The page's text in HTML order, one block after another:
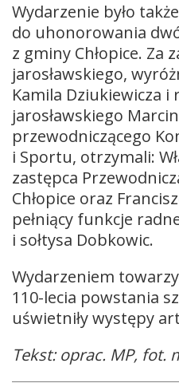
Wydarzenie było
do uhonorowania
z gminy Chłopice. Za
jarosławskiego,
Kamila Dziukiewicza
jarosławskiego
przewodniczącego
i Sportu, otrzymali:
zastępca
Chłopice oraz
pełniący funkcje
i sołtysa Dobkowic.
Wydarzeniem
110-lecia powstania
uświetniły występy
Tekst: oprac. MP, fot.